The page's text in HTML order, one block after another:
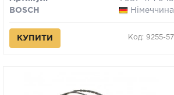
BOSCH
Німеччина
КУПИТИ Код: 9255-57